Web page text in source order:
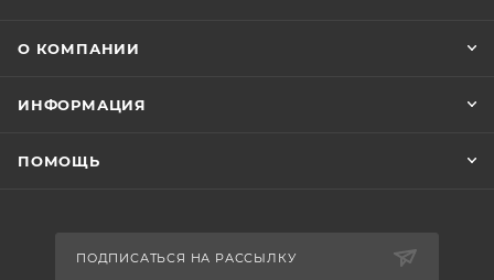
О КОМПАНИИ
ИНФОРМАЦИЯ
ПОМОЩЬ
ПОДПИСАТЬСЯ НА РАССЫЛКУ